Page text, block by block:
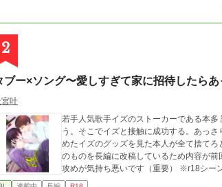
2
ブー×ソング〜愛しすぎて家に招待したら
叶
若手人気歌手イズのストーカーである本
う。そこでイズと接触に成功する。あっ
めたイズのグッズを見た本人が全て捨てろと言ってきて……。 ヤンデレスト
のものを長編に改稿しているため内容が
攻めが気持ち悪いです（重要） ※r18シー